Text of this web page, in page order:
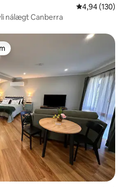
4,94 af 5 í
4,94 (130)
nálægt Canberra